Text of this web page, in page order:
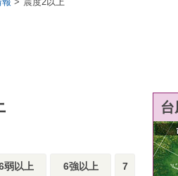
弱以上 6強以上 7